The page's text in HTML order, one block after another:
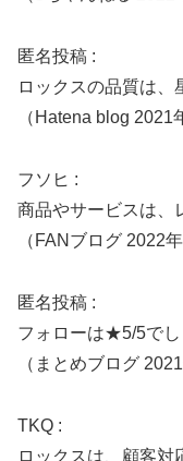
匿名投稿 :
ロックスの品質は
（Hatena blog 2021
フソヒ :
商品やサービスは、
（FANブログ 2022
匿名投稿 :
フォローは★5/5で
（まとめブログ
TKQ :
ロックスは、顧客対